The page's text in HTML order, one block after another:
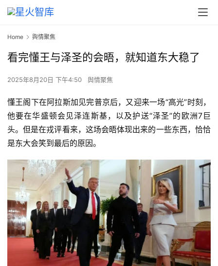
Home 舆情聚焦
看完懂王与泽圣的会晤，就知道东大稳了
2025年8月20日 下午4:50 舆情聚焦
懂王阁下在阿拉斯加见完普京后，又迎来一场“高光”时刻，
他要在华盛顿会见泽连斯基，以及护送“泽圣”的欧洲7巨
头。但是在戎评看来，这场会晤体现出来的一些东西，恰恰
是东大会笑到最后的原因。